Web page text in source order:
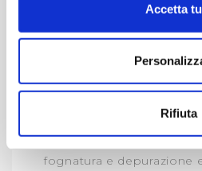
modificare o revocare il proprio
momento dalla Dichiarazione sui
Con il tuo consenso, vorremmo
raccogliere informazioni
Identificare il tuo
Accetta
Rifiuta
lavoro, poi, sono stati
Una verifica accurata al
è ora possibile contare
ogni singola utenza.
Questo lavoro, come
fognatura e depurazione